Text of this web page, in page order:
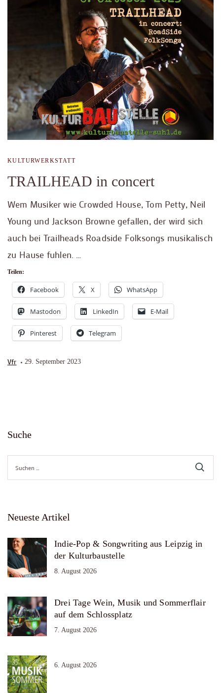
KULTURWERKSTATT
TRAILHEAD in concert
Wem Musiker wie Crowded House, Tom Petty, Neil
Young und Jackson Browne gefallen, der wird sich
auch bei Trailheads Roadside Folksongs musikalisch
zu Hause fuhlen. …
Teilen:
Facebook X WhatsApp
Mastodon LinkedIn E-Mail
Pinterest Telegram
Vfr 29. September 2023
Suche
nach:
Neueste Artikel
Indie-Pop & Songwriting aus Leipzig in
der Kulturbaustelle
8. August 2026
Drei Tage Wein, Musik und Sommerflair
auf dem Schlossplatz
7. August 2026
6. August 2026